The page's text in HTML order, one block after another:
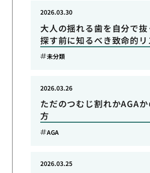
大人の揺れる歯を自分で抜
探す前に知るべき致命的リ
2026.03.30
未分類
ただのつむじ割れかAGA
方
2026.03.26
AGA
2026.03.25